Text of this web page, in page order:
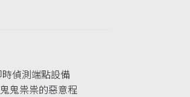
偵測端點設備
鬼祟祟的惡意程